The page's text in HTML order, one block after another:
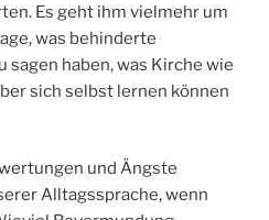
Es geht ihm vielmehr um
was behinderte
sagen haben, was Kirche wie
sich selbst lernen können
und Ängste
Alltagssprache, wenn